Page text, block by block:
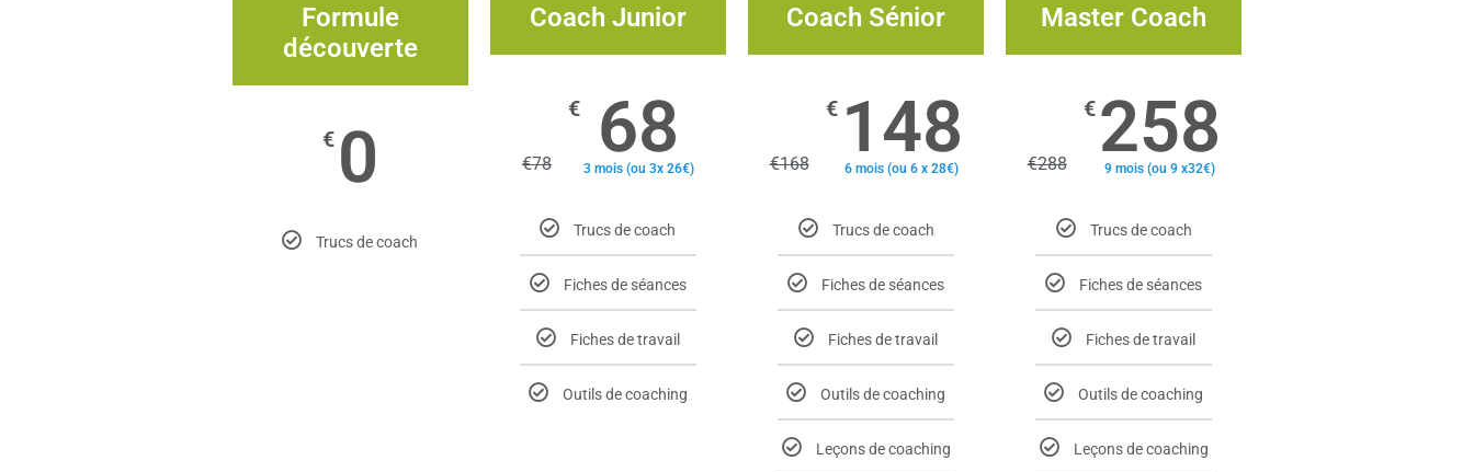
Formule
découverte
€ 0
Trucs de coach
Coach Junior
€78
€ 68
3 mois (ou 3x 26€)
Trucs de coach
Fiches de séances
Fiches de travail
Outils de coaching
Coach Sénior
€168
€ 148
6 mois (ou 6 x 28€)
Trucs de coach
Fiches de séances
Fiches de travail
Outils de coaching
Leçons de coaching
Master Coach
€288
€ 258
9 mois (ou 9 x32€)
Trucs de coach
Fiches de séances
Fiches de travail
Outils de coaching
Leçons de coaching